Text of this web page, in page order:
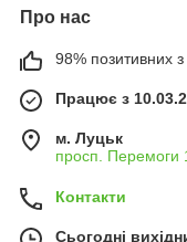
Про нас
98% позитивних з
Працює з
м. Луцьк
просп. Перемоги
Контакти
Сьогодні